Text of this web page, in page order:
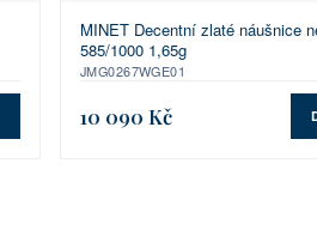
MINET Decentní zlaté náušnice
585/1000 1,65g
JMG0267WGE01
10 090 Kč